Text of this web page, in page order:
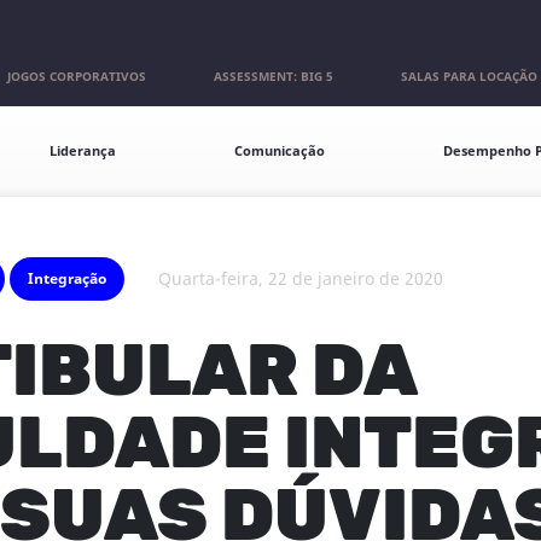
JOGOS CORPORATIVOS ASSESSMENT: BIG 5 SALAS PARA LOCAÇÃO
Liderança Comunicação Desempenho
Integração quarta-feira, 22 de janeiro de 2020
DA